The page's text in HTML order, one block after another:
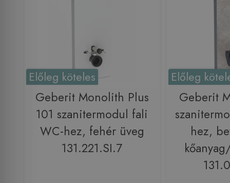
Előleg köteles
Geberit Monolith Plus
101 szanitermodul fali
WC-hez, fehér üveg
131.221.SI.7
Előleg
Geberit
hez,